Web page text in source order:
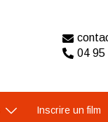
04 95
Inscrire un film